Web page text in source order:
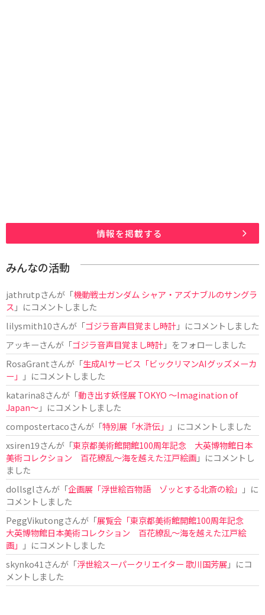
情報を掲載する
みんなの活動
jathrutpさんが「機動戦士ガンダム シャア・アズナブルのサングラ
ス 」にコメントしました
lilysmith10さんが「ゴジラ音声目覚まし時計」にコメントしました
アッキーさんが「ゴジラ音声目覚まし時計」をフォローしました
RosaGrantさんが「生成AIサービス「ビックリマンAIグッズメーカ
ー」
」にコメントしました
katarina8さんが「動き出す妖怪展 TOKYO 〜Imagination of
Japan〜」にコメントしました
compostertacoさんが「特別展「水滸伝」
」にコメントしました
xsiren19さんが「東京都美術館開館100周年記念 大英博物館日本
美術コレクション 百花繚乱～海を越えた江戸絵画」にコメントし
ました
dollsglさんが「企画展「浮世絵百物語 ゾッとする北斎の絵」
」に
コメントしました
PeggVikutongさんが「展覧会「東京都美術館開館100周年記念
大英博物館日本美術コレクション 百花繚乱〜海を越えた江戸絵
画」
」にコメントしました
skynko41 さんが「浮世絵スーパークリエイター 歌川国芳展 」にコ
メントしました